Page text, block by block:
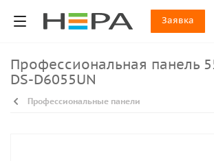
Заявка
Профессиональная панель 55" Hikvision
DS-D6055UN
Профессиональные панели